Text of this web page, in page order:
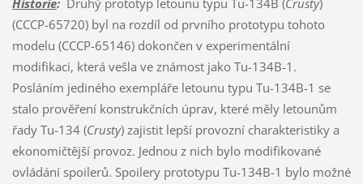
Historie:Druhý prototyp letounu typu Tu-134B (Crusty)
(CCCP-65720) byl na rozdíl od prvního prototypu tohoto
modelu (CCCP-65146) dokončen v experimentální
modifikaci, která vešla ve známost jako Tu-134B-1.
Posláním jediného exempláře letounu typu Tu-134B-1 se
stalo prověření konstrukčních úprav, které měly letounům
řady Tu-134 (Crusty) zajistit lepší provozní charakteristiky a
ekonomičtější provoz. Jednou z nich bylo modifikované
ovládání spoilerů. Spoilery prototypu Tu-134B-1 bylo možné